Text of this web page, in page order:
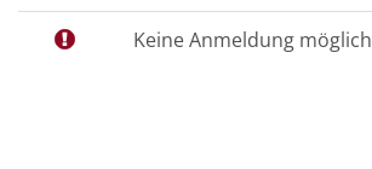
Keine Anmeldung möglich